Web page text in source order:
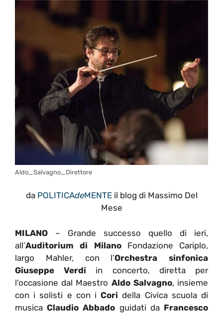
Aldo_Salvagno_Direttore
da POLITICAdeMENTEil blog di Massimo Del
Mese
MILANO – Grande successo quello di ieri,
all’Auditorium di MilanoFondazione Cariplo,
largo Mahler, con l’Orchestra sinfonica
Giuseppe Verdi in concerto, diretta per
l’occasione dal Maestro Aldo Salvagno, insieme
con i solisti e con iCori della Civica scuola di
musicaClaudio Abbado guidati da Francesco